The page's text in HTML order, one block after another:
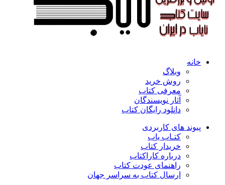
خانه
وبلاگ
روش خرید
معرفی کتاب
آثار نویسندگان
دانلود رایگان کتاب
پیوند های کاربردی
کتـاب یاب
خریدار کتاب
درباره کاراکتاب
راهنمای عودت کتاب
ارسال کتاب به سراسر جهان